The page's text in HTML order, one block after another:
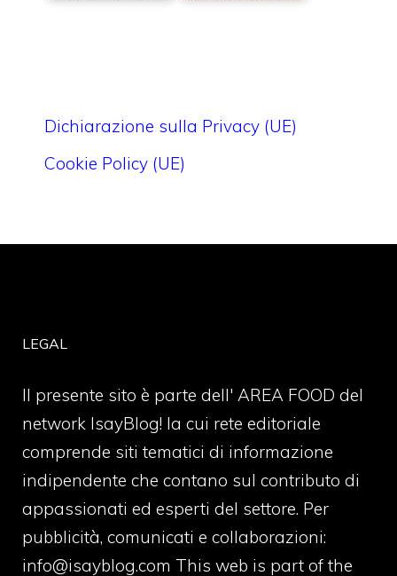
Dichiarazione sulla Privacy (UE)
Cookie Policy (UE)
LEGAL
Il presente sito è parte dell' AREA FOOD del
network IsayBlog! la cui rete editoriale
comprende siti tematici di informazione
indipendente che contano sul contributo di
appassionati ed esperti del settore. Per
pubblicità, comunicati e collaborazioni:
info@isayblog.com This web is part of the